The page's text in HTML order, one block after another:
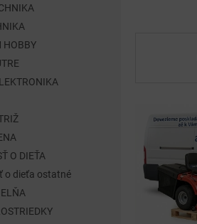
HOBBY
O DIEŤA
o dieťa ostatné